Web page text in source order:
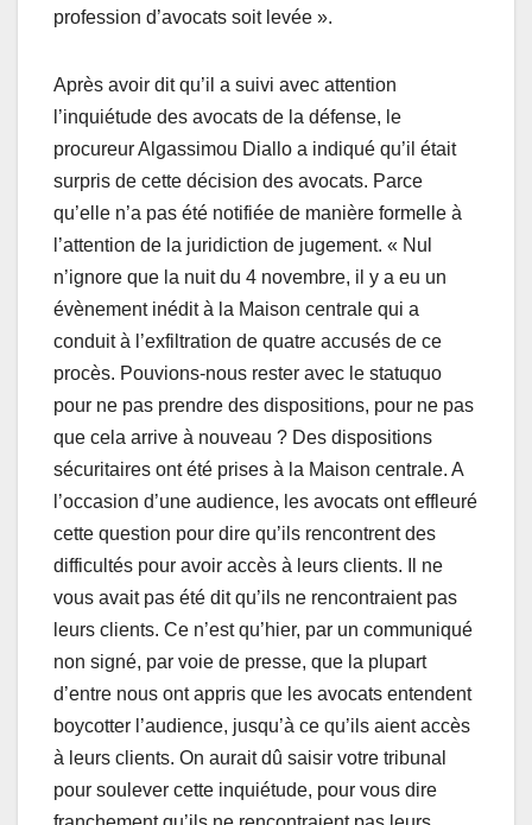
profession d’avocats soit levée ».
Après avoir dit qu’il a suivi avec attention
l’inquiétude des avocats de la défense, le
procureur Algassimou Diallo a indiqué qu’il était
surpris de cette décision des avocats. Parce
qu’elle n’a pas été notifiée de manière formelle à
l’attention de la juridiction de jugement. « Nul
n’ignore que la nuit du 4 novembre, il y a eu un
évènement inédit à la Maison centrale qui a
conduit à l’exfiltration de quatre accusés de ce
procès. Pouvions-nous rester avec le statuquo
pour ne pas prendre des dispositions, pour ne pas
que cela arrive à nouveau ? Des dispositions
sécuritaires ont été prises à la Maison centrale. A
l’occasion d’une audience, les avocats ont effleuré
cette question pour dire qu’ils rencontrent des
difficultés pour avoir accès à leurs clients. Il ne
vous avait pas été dit qu’ils ne rencontraient pas
leurs clients. Ce n’est qu’hier, par un communiqué
non signé, par voie de presse, que la plupart
d’entre nous ont appris que les avocats entendent
boycotter l’audience, jusqu’à ce qu’ils aient accès
à leurs clients. On aurait dû saisir votre tribunal
pour soulever cette inquiétude, pour vous dire